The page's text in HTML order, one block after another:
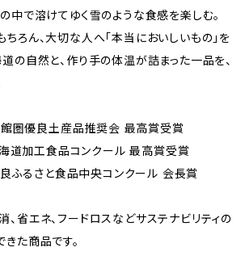
中で溶けてゆく雪のような食感を楽しむ。
ろん、大切な人へ「本当においしいもの」を
の自然と、作り手の体温が詰まった一品を、
圏優良土産品推奨会 最高賞受賞
道加工食品コンクール 最高賞受賞
ふるさと食品中央コンクール 会長賞
省エネ、フードロスなどサステナビリティの
た商品です。